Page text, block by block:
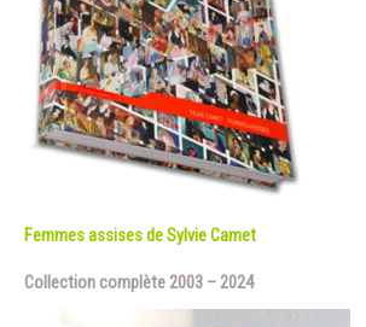
Femmes assises de Sylvie Camet
Collection complète 2003 – 2024